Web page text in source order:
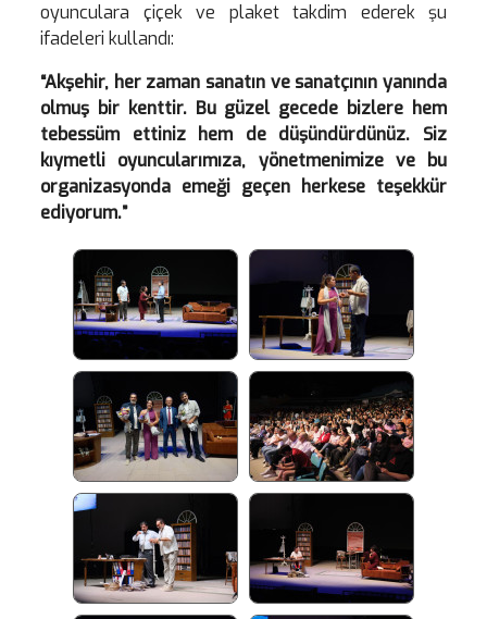
oyunculara çiçek ve plaket takdim ederek şu
ifadeleri kullandı:
“Akşehir, her zaman sanatın ve sanatçının yanında
olmuş bir kenttir. Bu güzel gecede bizlere hem
tebessüm ettiniz hem de düşündürdünüz. Siz
kıymetli oyuncularımıza, yönetmenimize ve bu
organizasyonda emeği geçen herkese teşekkür
ediyorum.”